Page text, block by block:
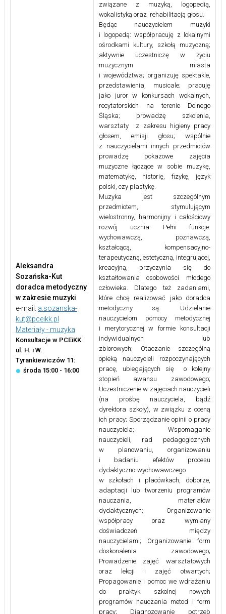
Aleksandra
Sozańska-Kut
doradca metodyczny
w zakresie muzyki
e-mail: a.sozanska-
kut@pceikk.pl
Materiały - muzyka
Konsultacje w PCEiKK
ul. H. i W.
Tyrankiewiczów 11:
środa 15:00 - 16:00
związane z muzyką, logopedią,
wokalistyką oraz rehabilitacją głosu.
Będąc nauczycielem muzyki
i logopedą: współpracuję z lokalnymi
ośrodkami kultury, szkołą muzyczną;
aktywnie uczestniczę w życiu
muzycznym miasta
i województwa; organizuję spektakle,
przedstawienia, musicale; pracuję
jako juror w konkursach wokalnych,
recytatorskich na terenie Dolnego
Śląska; prowadzę szkolenia,
warsztaty z zakresu higieny pracy
głosem, emisji głosu; wspólnie
z nauczycielami innych przedmiotów
prowadzę pokazowe zajęcia
muzyczne łączące w sobie muzykę,
matematykę, historię, fizykę, język
polski, czy plastykę.
Muzyka jest szczególnym
przedmiotem, stymulującym
wielostronny, harmonijny i całościowy
rozwój ucznia. Pełni funkcje:
wychowawczą, poznawczą,
kształcącą, kompensacyjno-
terapeutyczną, estetyczną, integrującej,
kreacyjną, przyczynia się do
kształtowania osobowości młodego
człowieka. Dlatego też zadaniami,
które chcę realizować jako doradca
metodyczny są: Udzielanie
nauczycielom pomocy metodycznej
i merytorycznej w formie konsultacji
indywidualnych lub
zbiorowych; Otaczanie szczególną
opieką nauczycieli rozpoczynających
pracę, ubiegających się o kolejny
stopień awansu zawodowego;
Uczestniczenie w zajęciach nauczycieli
(na prośbę nauczyciela, bądź
dyrektora szkoły), w związku z oceną
ich pracy; Sporządzanie opinii o pracy
nauczyciela; Wspomaganie
nauczycieli, rad pedagogicznych
w planowaniu, organizowaniu
i badaniu efektów procesu
dydaktyczno-wychowawczego
w szkołach i placówkach, doborze,
adaptacji lub tworzeniu programów
nauczania, materiałów
dydaktycznych; Organizowanie
współpracy oraz wymiany
doświadczeń między
nauczycielami; Organizowanie form
doskonalenia zawodowego;
Prowadzenie zajęć warsztatowych
oraz lekcji i zajęć otwartych;
Propagowanie i pomoc we wdrażaniu
do praktyki szkolnej nowych
programów nauczania metod i form
pracy; Diagnozowanie potrzeb